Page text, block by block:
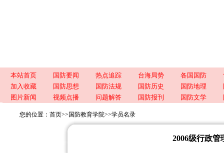
本站首页 国防要闻 热点追踪 台海局势 各国国防
加入收藏
国防思想 国防法规 国防历史 国防地理
图片新闻
视频点播 问题解答 国防报刊 国防文学
您的位置： 首页>> 国防教育学院>>学员名录
2006级行政